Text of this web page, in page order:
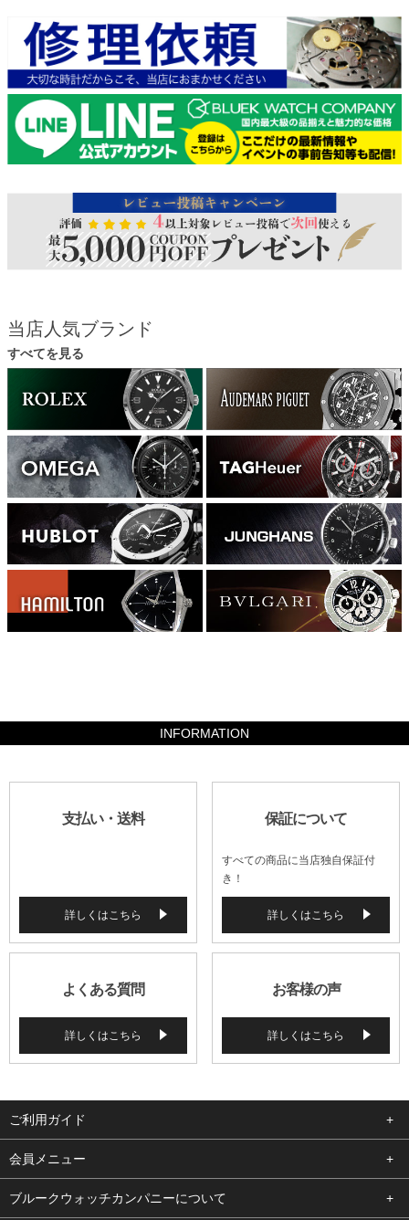
当店人気ブランド
すべてを見る
INFORMATION
支払い・送料
詳しくはこちら
保証について
すべての商品に当店独自保証付
き！
詳しくはこちら
よくある質問
詳しくはこちら
お客様の声
詳しくはこちら
ご利用ガイド
よくある質問
支払い・送料
会員メニュー
ログイン
ブルークウォッチカンパニーについて